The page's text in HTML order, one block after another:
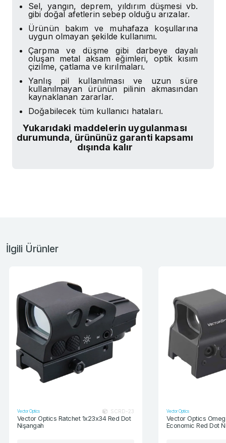
Sel, yangın, deprem, yıldırım düşmesi vb.
gibi doğal afetlerin sebep olduğu arızalar.
Ürünün bakım ve muhafaza koşullarına
uygun olmayan şekilde kullanımı.
Çarpma ve düşme gibi darbeye dayalı
oluşan metal aksam eğimleri, optik kısım
çizilme, çatlama ve kırılmaları.
Yanlış pil kullanılması ve uzun süre
kullanılmayan ürünün pilinin akmasından
kaynaklanan zararlar.
Doğabilecek tüm kullanıcı hataları.
Yukarıdaki maddelerin uygulanması
durumunda, ürününüz garanti kapsamı
dışında kalır
İlgili Ürünler
Vector Optics SCRD-23
Vector Optics Ratchet 1x23x34 Red Dot
Nişangah
Vector Optics
Vector Optics
Economic Red Dot